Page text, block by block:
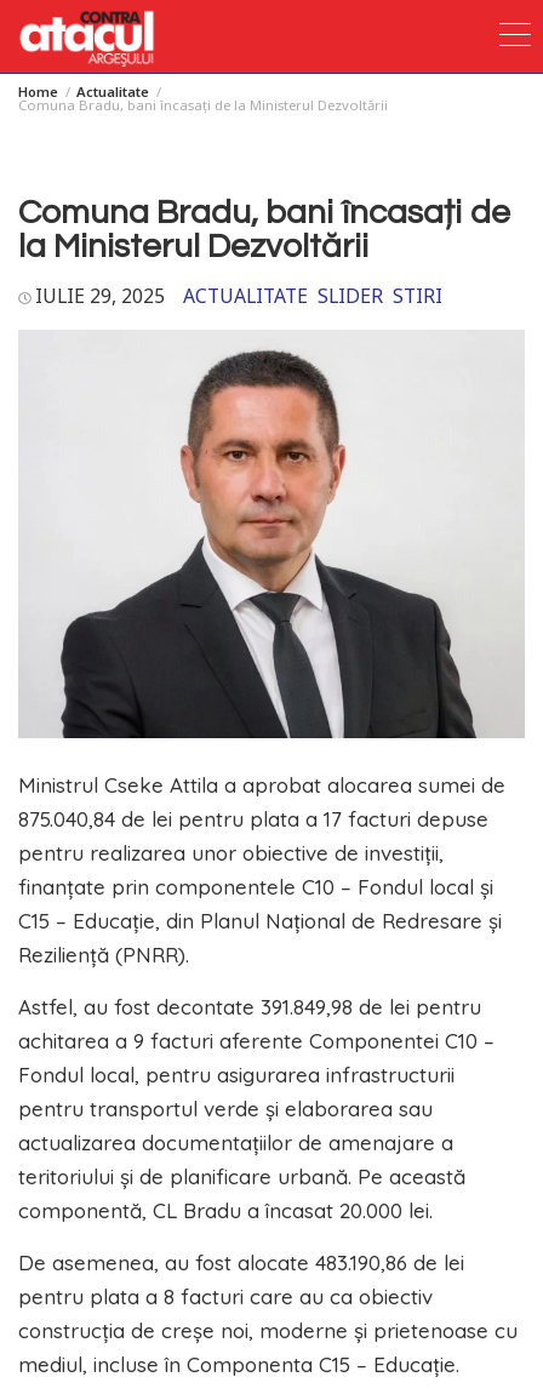
SkipHome Actualitate
Comuna Bradu, bani încasați de la Ministerul Dezvoltării
Comuna Bradu, bani încasați de
la Ministerul Dezvoltării
IULIE 29, 2025 ACTUALITATE SLIDER STIRI
Ministrul Cseke Attila a aprobat alocarea sumei de
875.040,84 de lei pentru plata a 17 facturi depuse
pentru realizarea unor obiective de investiții,
finanțate prin componentele C10 – Fondul local și
C15 – Educație, din Planul Național de Redresare și
Reziliență (PNRR).
Astfel, au fost decontate 391.849,98 de lei pentru
achitarea a 9 facturi aferente Componentei C10 –
Fondul local, pentru asigurarea infrastructurii
pentru transportul verde și elaborarea sau
actualizarea documentațiilor de amenajare a
teritoriului și de planificare urbană. Pe această
componentă, CL Bradu a încasat 20.000 lei.
De asemenea, au fost alocate 483.190,86 de lei
pentru plata a 8 facturi care au ca obiectiv
construcția de creșe noi, moderne și prietenoase cu
mediul, incluse în Componenta C15 – Educație.